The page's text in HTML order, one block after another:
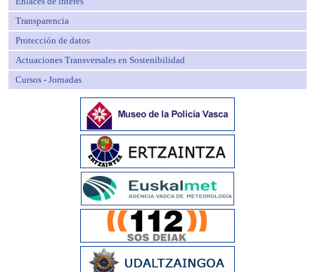
Transparencia
Protección de datos
Actuaciones Transversales en Sostenibilidad
Cursos - Jornadas